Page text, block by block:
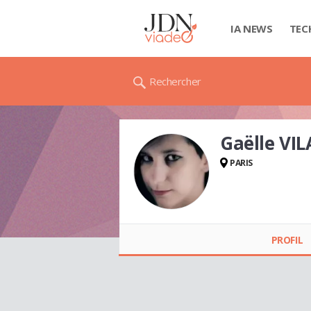
IA NEWS
Rechercher
Gaëlle
PARIS
PROFIL